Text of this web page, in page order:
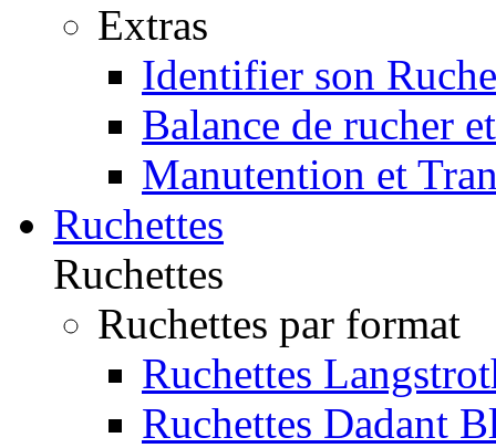
Extras
Identifier son
Balance de rucher
Manutention et
Ruchettes
Ruchettes
Ruchettes par format
Ruchettes
Ruchettes Dadant